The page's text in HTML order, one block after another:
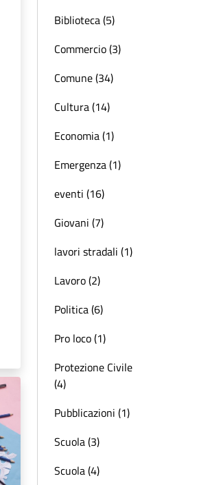
Biblioteca (5)
Commercio (3)
Comune (34)
Cultura (14)
Economia (1)
Emergenza (1)
eventi (16)
Giovani (7)
lavori stradali (1)
Lavoro (2)
Politica (6)
Pro loco (1)
Protezione Civile
(4)
Pubblicazioni (1)
Scuola (3)
Scuola (4)